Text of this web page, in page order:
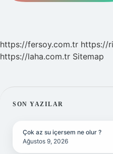
https://fersoy.com.tr https://
https://laha.com.tr Sitemap
SIDEBAR
SON YAZILAR
Çok az su içersem ne olur ?
Ağustos 9, 2026